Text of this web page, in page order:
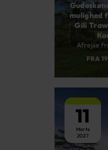
mulighed
Gili
Afrejse
FRA
11
Marts
2027